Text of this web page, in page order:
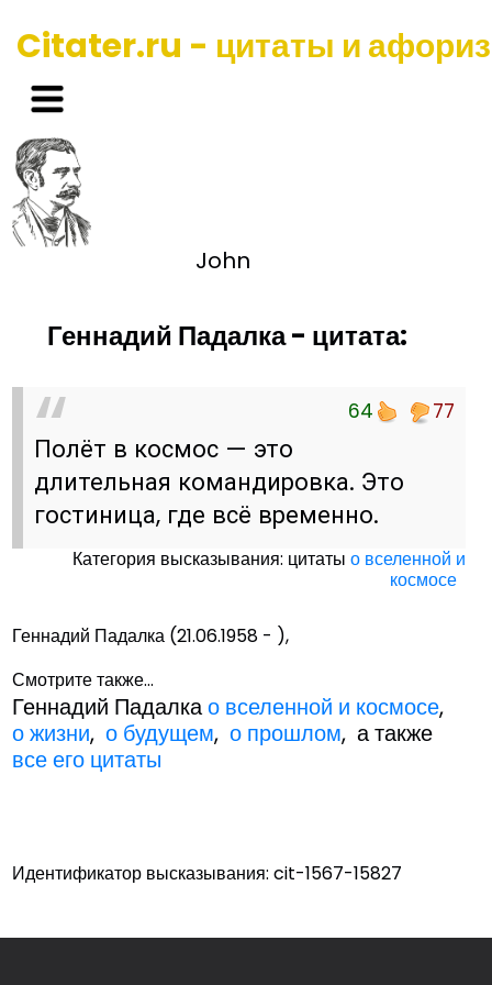
Citater.ru - цитаты и
John
Геннадий Падалка - цитата:
64 77
Полёт в космос — это
длительная командировка. Это
гостиница, где всё временно.
Категория высказывания: цитатыо вселенной и
космосе
Геннадий Падалка (21.06.1958 - ),
Смотрите также...
Геннадий Падалкао вселенной и космосе,
о жизни,о будущем,о прошлом, а также
все его цитаты
Идентификатор высказывания: cit-1567-15827